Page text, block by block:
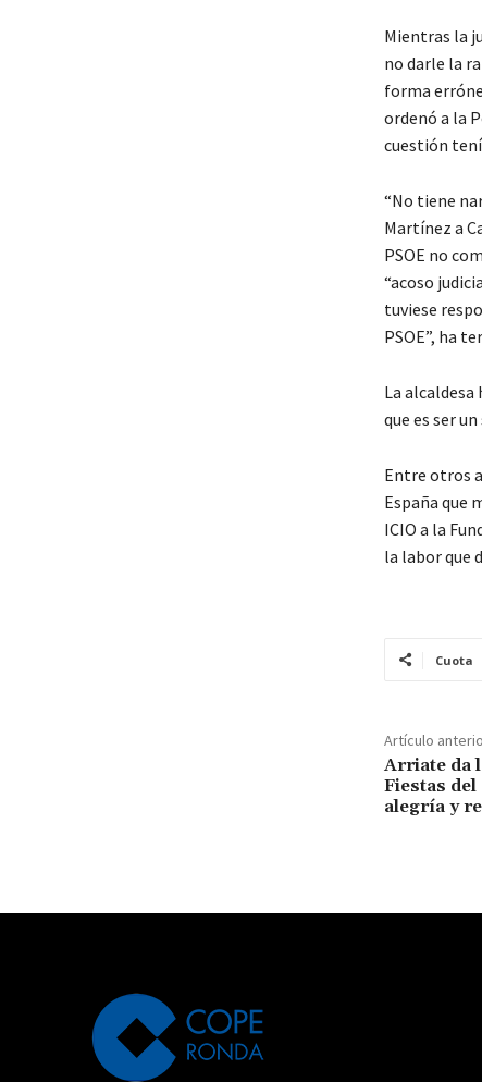
Mientras la
no darle la
forma
ordenó a la
cuestión
“No tiene
Martínez a
PSOE no
“acoso
tuviese
PSOE”, ha
La alcaldesa
que es ser
Entre otros
España que
ICIO a la
la labor que
Cuota
Artículo
Arriate da
Fiestas
alegría y